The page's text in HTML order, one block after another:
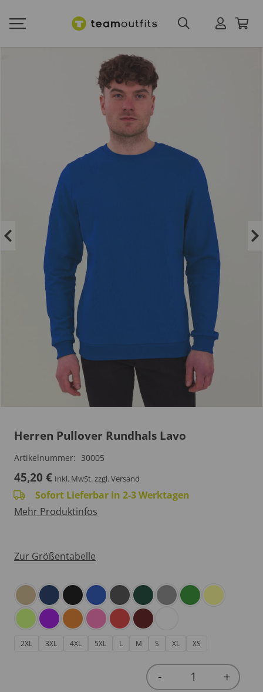
Herren Pullover Rundhals Lavo
Artikelnummer: 30005
45,20 € Inkl. MwSt.zzgl. Versand
Sofort Lieferbar in 2-3 Werktagen
Mehr Produktinfos
Zur Größentabelle
2XL 3XL 4XL 5XL L M S XL XS
Quantity
- +